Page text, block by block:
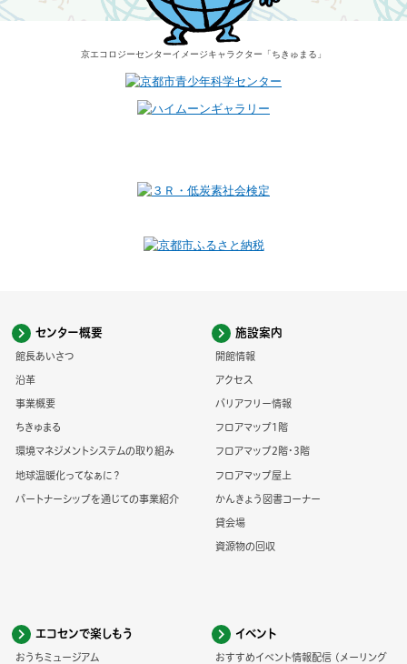
京エコロジーセンターイメージキャラクター 「ちきゅまる」
センター概要
館長あいさつ
沿革
事業概要
ちきゅまる
環境マネジメントシステムの取り組み
地球温暖化ってなぁに？
パートナーシップを通じての事業紹介
施設案内
開館情報
アクセス
バリアフリー情報
フロアマップ1階
フロアマップ2階・3階
フロアマップ屋上
かんきょう図書コーナー
貸会場
資源物の回収
エコセンで楽しもう
おうちミュージアム
イベント
おすすめイベント情報配信 (メーリング